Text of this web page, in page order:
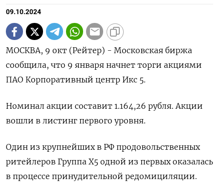
09.10.2024
МОСКВА, 9 окт (Рейтер) - Московская биржа
сообщила, что 9 января начнет торги акциями
ПАО Корпоративный центр Икс 5.
Номинал акции составит 1.164,26 рубля. Акции
вошли в листинг первого уровня.
Один из крупнейших в РФ продовольственных
ритейлеров Группа X5 одной из первых оказалась
в процессе принудительной редомициляции.